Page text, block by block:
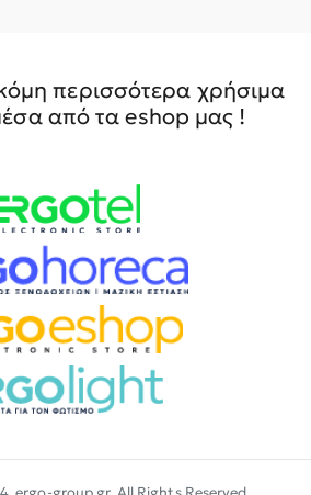
περισσότερα χρήσιμα
από τα eshop μας !